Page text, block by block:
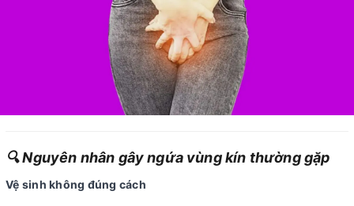
🔍 Nguyên nhân gây ngứa vùng kín thường gặp
Vệ sinh không đúng cách